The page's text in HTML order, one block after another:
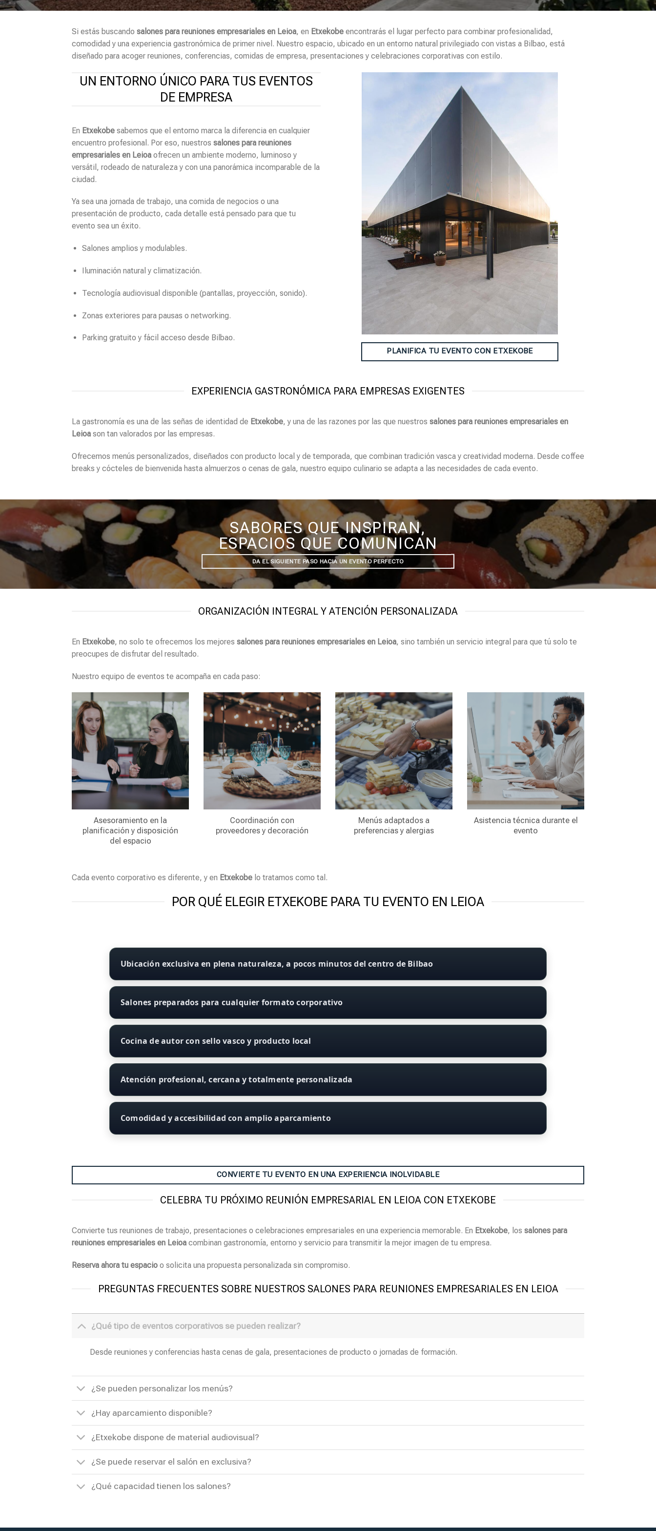
Si estás buscando salones para reuniones empresariales en Leioa, en Etxekobe encontrarás el lugar perfecto para combinar profesionalidad,
comodidad y una experiencia gastronómica de primer nivel. Nuestro espacio, ubicado en un entorno natural privilegiado con vistas a Bilbao, está
diseñado para acoger reuniones, conferencias, comidas de empresa, presentaciones y celebraciones corporativas con estilo.
UN ENTORNO ÚNICO PARA TUS EVENTOS
DE EMPRESA
En Etxekobe sabemos que el entorno marca la diferencia en cualquier
encuentro profesional. Por eso, nuestros salones para reuniones
empresariales en Leioa ofrecen un ambiente moderno, luminoso y
versátil, rodeado de naturaleza y con una panorámica incomparable de la
ciudad.
Ya sea una jornada de trabajo, una comida de negocios o una
presentación de producto, cada detalle está pensado para que tu
evento sea un éxito.
Salones amplios y modulables.
Iluminación natural y climatización.
Tecnología audiovisual disponible (pantallas, proyección, sonido).
Zonas exteriores para pausas o networking.
Parking gratuito y fácil acceso desde Bilbao.
PLANIFICA TU EVENTO CON ETXEKOBE
EXPERIENCIA GASTRONÓMICA PARA EMPRESAS EXIGENTES
La gastronomía es una de las señas de identidad de Etxekobe, y una de las razones por las que nuestros salones para reuniones empresariales en
Leioa son tan valorados por las empresas.
Ofrecemos menús personalizados, diseñados con producto local y de temporada, que combinan tradición vasca y creatividad moderna. Desde coffee
breaks y cócteles de bienvenida hasta almuerzos o cenas de gala, nuestro equipo culinario se adapta a las necesidades de cada evento.
SABORES QUE INSPIRAN,
ESPACIOS QUE COMUNICAN
DA EL SIGUIENTE PASO HACIA UN EVENTO PERFECTO
ORGANIZACIÓN INTEGRAL Y ATENCIÓN PERSONALIZADA
En Etxekobe, no solo te ofrecemos los mejores salones para reuniones empresariales en Leioa, sino también un servicio integral para que tú solo te
preocupes de disfrutar del resultado.
Nuestro equipo de eventos te acompaña en cada paso:
Asesoramiento en la
planificación y disposición
del espacio
Coordinación con
proveedores y decoración
Menús adaptados a
preferencias y alergias
Asistencia técnica durante el
evento
Cada evento corporativo es diferente, y en Etxekobe lo tratamos como tal.
POR QUÉ ELEGIR ETXEKOBE PARA TU EVENTO EN LEIOA
Ubicación exclusiva en plena naturaleza, a pocos minutos del centro de Bilbao
Salones preparados para cualquier formato corporativo
Cocina de autor con sello vasco y producto local
Atención profesional, cercana y totalmente personalizada
Comodidad y accesibilidad con amplio aparcamiento
CONVIERTE TU EVENTO EN UNA EXPERIENCIA INOLVIDABLE
CELEBRA TU PRÓXIMO REUNIÓN EMPRESARIAL EN LEIOA CON ETXEKOBE
Convierte tus reuniones de trabajo, presentaciones o celebraciones empresariales en una experiencia memorable. En Etxekobe, los salones para
reuniones empresariales en Leioa combinan gastronomía, entorno y servicio para transmitir la mejor imagen de tu empresa.
Reserva ahora tu espacio o solicita una propuesta personalizada sin compromiso.
PREGUNTAS FRECUENTES SOBRE NUESTROS SALONES PARA REUNIONES EMPRESARIALES EN LEIOA
¿Qué tipo de eventos corporativos se pueden realizar?
Desde reuniones y conferencias hasta cenas de gala, presentaciones de producto o jornadas de formación.
¿Se pueden personalizar los menús?
¿Hay aparcamiento disponible?
¿Etxekobe dispone de material audiovisual?
¿Se puede reservar el salón en exclusiva?
¿Qué capacidad tienen los salones?